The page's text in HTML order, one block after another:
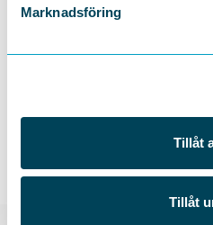
Marknadsföring
Tillåt
Tillåt
Vad söker du?
Här hittar du allt vårt innehåll
rapporter, nyheter,
mera. Filtrera utifrån ämne,
person som står bakom
du letar efter.